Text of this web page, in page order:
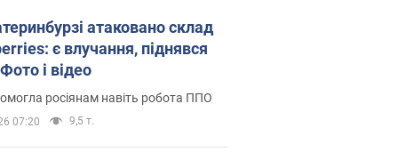
атаковано склад
є влучання, піднявся
і відео
росіянам навіть робота ППО
07:20 9,5 т.